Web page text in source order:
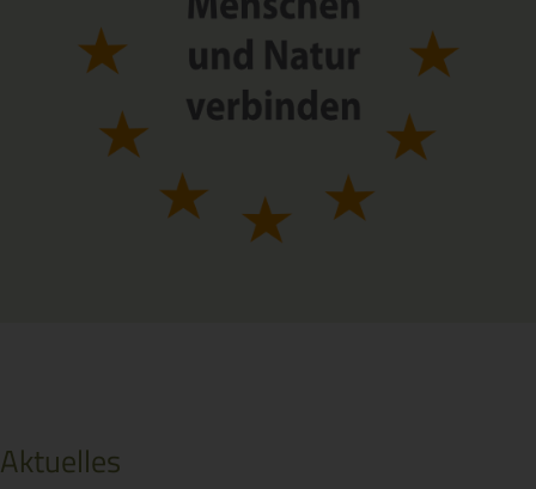
Aktuelles